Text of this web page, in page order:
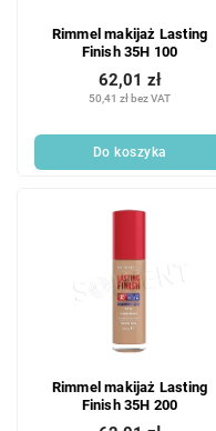
Rimmel makijaż Lasting
Finish 35H 100
50,41 zł bez VAT
62,01 zł
Do koszyka
Rimmel makijaż Lasting
Finish 35H 200